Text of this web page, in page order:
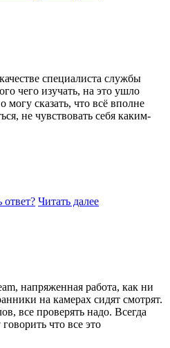
специалиста службы
чего изучать, на это ушло
сказать, что всё вполне
не чувствовать себя каким-
ответ? Читать далее
напряженная работа, как ни
на камерах сидят смотрят.
все проверять надо. Всегда
что все это